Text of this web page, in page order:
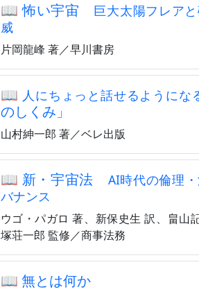
📖怖い宇宙 巨大太陽フレア
威
片岡龍峰 著／早川書房
📖 人にちょっと話せるようにな
のしくみ」
山村紳一郎 著／ベレ出版
📖 新・宇宙法 AI時代の倫理
バナンス
ウゴ・パガロ 著、新保史生 訳、畠山
塚荘一郎 監修／商事法務
📖 無とは何か